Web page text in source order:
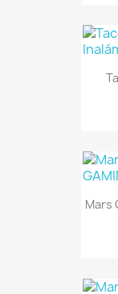
Mars